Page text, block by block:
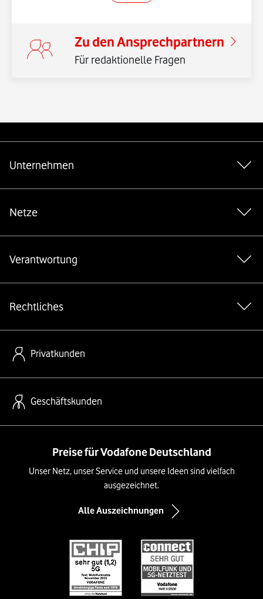
Zu den Ansprechpartnern
Für redaktionelle Fragen
Unternehmen
Netze
Verantwortung
Rechtliches
Privatkunden
Geschäftskunden
Preise für Vodafone Deutschland
Unser Netz, unser Service und unsere Ideen sind vielfach
ausgezeichnet.
Alle Auszeichnungen